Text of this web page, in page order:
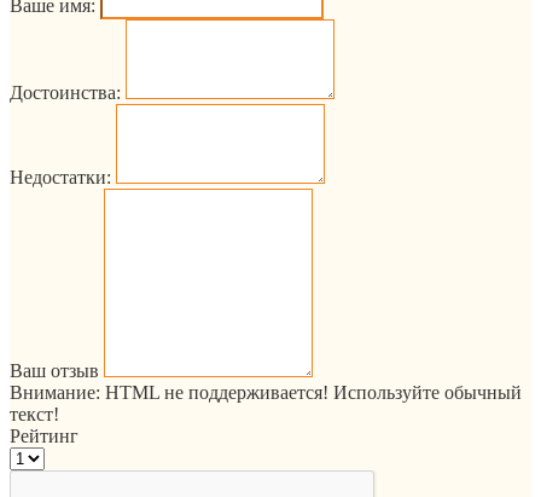
Ваше имя:
Достоинства:
Недостатки:
Ваш отзыв
Внимание: HTML не поддерживается! Используйте обычный
текст!
Рейтинг